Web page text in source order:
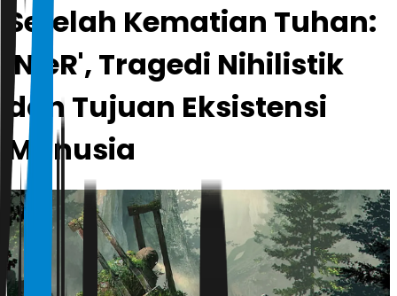
Setelah Kematian Tuhan:
'NieR', Tragedi Nihilistik
dan Tujuan Eksistensi
Manusia